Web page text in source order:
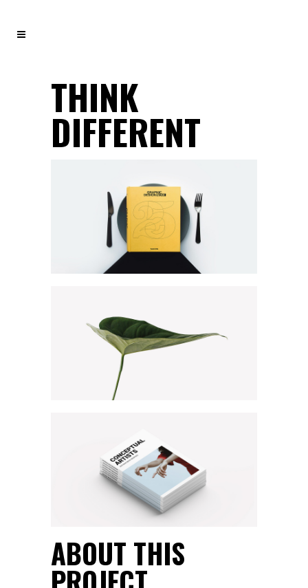
THINK
DIFFERENT
ABOUT THIS